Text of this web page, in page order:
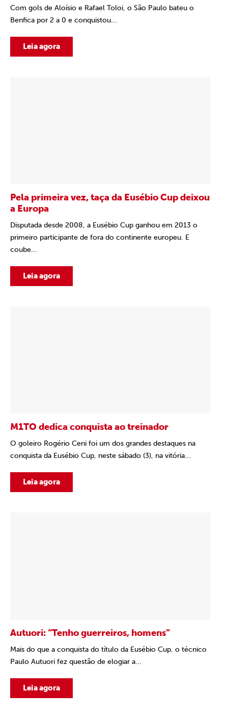
Com gols de Aloísio e Rafael Toloi, o São Paulo bateu o
Benfica por 2 a 0 e conquistou...
Leia agora
Pela primeira vez, taça da Eusébio Cup deixou
a Europa
Disputada desde 2008, a Eusébio Cup ganhou em 2013 o
primeiro participante de fora do continente europeu. E
coube...
Leia agora
M1TO dedica conquista ao treinador
O goleiro Rogério Ceni foi um dos grandes destaques na
conquista da Eusébio Cup, neste sábado (3), na vitória...
Leia agora
Autuori: “Tenho guerreiros, homens”
Mais do que a conquista do título da Eusébio Cup, o técnico
Paulo Autuori fez questão de elogiar a...
Leia agora